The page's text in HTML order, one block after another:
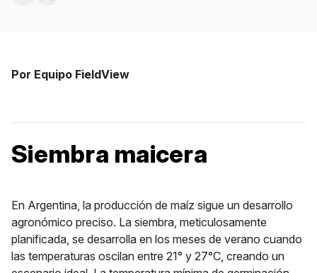
Por Equipo FieldView
Siembra maicera
En Argentina, la producción de maíz sigue un desarrollo
agronómico preciso. La siembra, meticulosamente
planificada, se desarrolla en los meses de verano cuando
las temperaturas oscilan entre 21° y 27°C, creando un